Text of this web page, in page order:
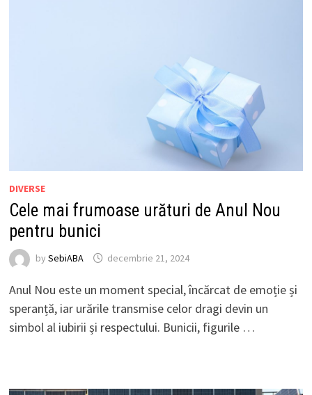
DIVERSE
Cele mai frumoase urături de Anul Nou
pentru bunici
by SebiABA decembrie 21, 2024
Anul Nou este un moment special, încărcat de emoție și
speranță, iar urările transmise celor dragi devin un
simbol al iubirii și respectului. Bunicii, figurile …